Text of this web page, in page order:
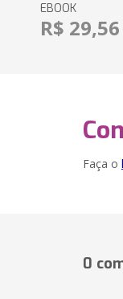
EBOOK
R$ 29,56
Faça o
0